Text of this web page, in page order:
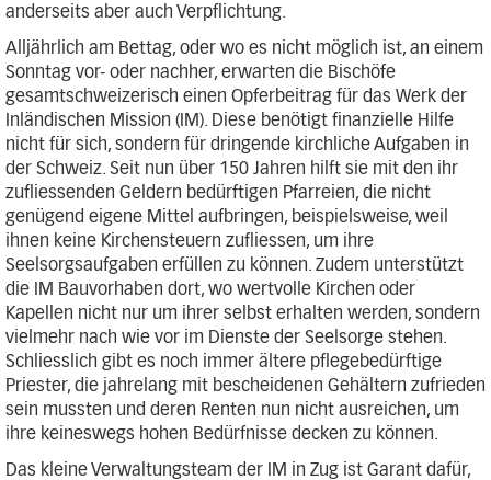
anderseits aber auch Verpflichtung.
Alljährlich am Bettag, oder wo es nicht möglich ist, an einem
Sonntag vor- oder nachher, erwarten die Bischöfe
gesamtschweizerisch einen Opferbeitrag für das Werk der
Inländischen Mission (IM). Diese benötigt finanzielle Hilfe
nicht für sich, sondern für dringende kirchliche Aufgaben in
der Schweiz. Seit nun über 150 Jahren hilft sie mit den ihr
zufliessenden Geldern bedürftigen Pfarreien, die nicht
genügend eigene Mittel aufbringen, beispielsweise, weil
ihnen keine Kirchensteuern zufliessen, um ihre
Seelsorgsaufgaben erfüllen zu können. Zudem unterstützt
die IM Bauvorhaben dort, wo wertvolle Kirchen oder
Kapellen nicht nur um ihrer selbst erhalten werden, sondern
vielmehr nach wie vor im Dienste der Seelsorge stehen.
Schliesslich gibt es noch immer ältere pflegebedürftige
Priester, die jahrelang mit bescheidenen Gehältern zufrieden
sein mussten und deren Renten nun nicht ausreichen, um
ihre keineswegs hohen Bedürfnisse decken zu können.
Das kleine Verwaltungsteam der IM in Zug ist Garant dafür,